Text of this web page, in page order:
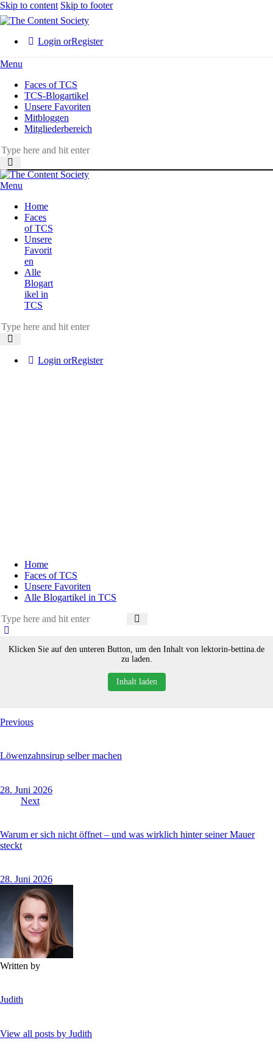
Skip to content Skip to footer
Login orRegister
Menu
Faces of TCS
TCS-Blogartikel
Unsere Favoriten
Mitbloggen
Mitgliederbereich
Menu
Home
Faces
of TCS
Unsere
Favorit
en
Alle
Blogart
ikel in
TCS
Login orRegister
Home
Faces of TCS
Unsere Favoriten
Alle Blogartikel in TCS
Klicken Sie auf den unteren Button, um den Inhalt von lektorin-bettina.de
zu laden.
Inhalt laden
Beitragsnavigation
Previous
Löwenzahnsirup selber machen
28. Juni 2026
Next
Warum er sich nicht öffnet – und was wirklich hinter seiner Mauer
steckt
28. Juni 2026
Written by
Judith
View all posts by Judith